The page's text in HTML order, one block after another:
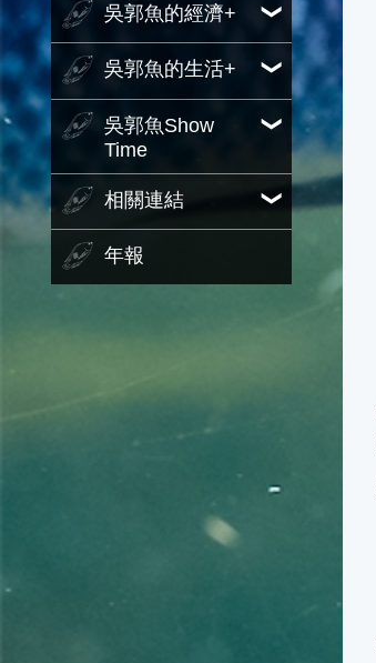
吳郭魚的經濟+
吳郭魚的生活+
吳郭魚Show
Time
相關連結
年報